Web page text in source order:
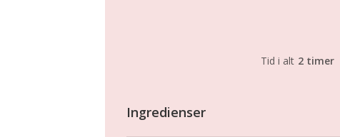
Tid i alt 2 timer
Ingredienser